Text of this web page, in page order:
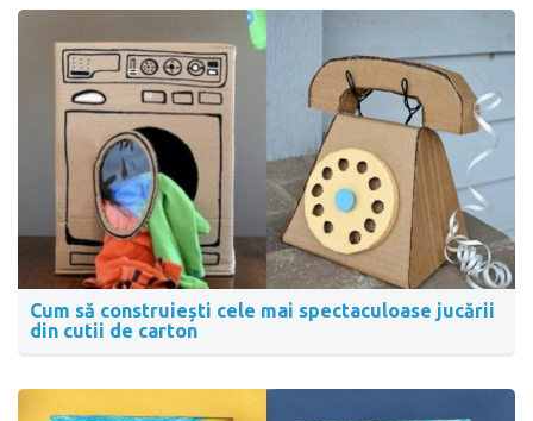
Cum să construiești cele mai spectaculoase jucării
din cutii de carton